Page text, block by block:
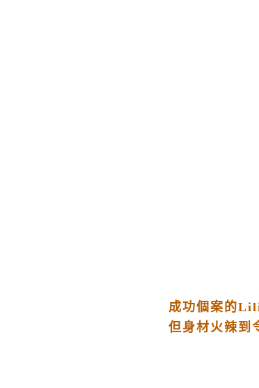
成功個案的
但身材火辣到